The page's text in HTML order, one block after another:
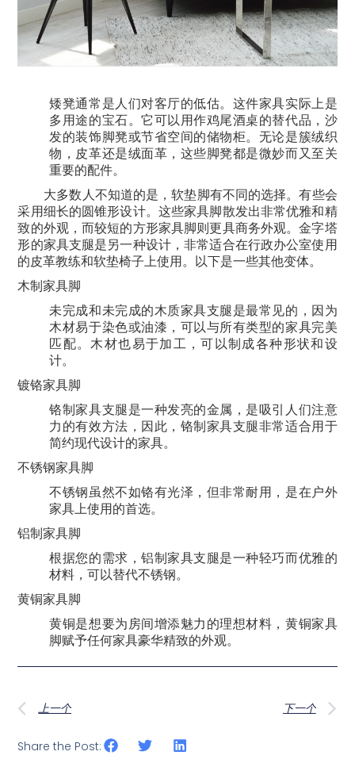
矮凳通常是人们对客厅的低估。 这件家具实际上是
多用途的宝石。它可以用作鸡尾酒桌的替代品，沙
发的装饰脚凳或节省空间的储物柜。 无论是簇绒织
物，皮革还是绒面革，这些脚凳都是微妙而又至关
重要的配件。
大多数人不知道的是，软垫脚有不同的选择。有些会
采用细长的圆锥形设计。 这些家具脚散发出非常优雅和精
致的外观，而较短的方形家具脚则更具商务外观。金字塔
形的家具支腿是另一种设计，非常适合在行政办公室使用
的皮革教练和软垫椅子上使用。 以下是一些其他变体。
木制家具脚
未完成和未完成的木质家具支腿是最常见的，因为
木材易于染色或油漆，可以与所有类型的家具完美
匹配。木材也易于加工，可以制成各种形状和设
计。
镀铬家具脚
铬制家具支腿是一种发亮的金属，是吸引人们注意
力的有效方法，因此，铬制家具支腿非常适合用于
简约现代设计的家具。
不锈钢家具脚
不锈钢虽然不如铬有光泽，但非常耐用，是在户外
家具上使用的首选。
铝制家具脚
根据您的需求，铝制家具支腿是一种轻巧而优雅的
材料，可以替代不锈钢。
黄铜家具脚
黄铜是想要为房间增添魅力的理想材料，黄铜家具
脚赋予任何家具豪华精致的外观。
上一个 下一个
Share the Post: